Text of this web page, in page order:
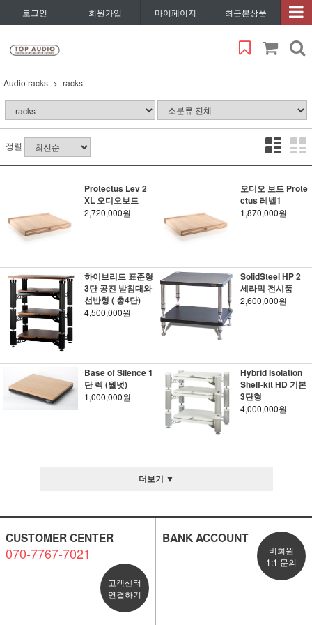
로그인 회원가입 마이페이지 최근본상품
Audio racks racks
정렬
Protectus Lev 2
XL 오디오보드
2,720,000원
오디오 보드 Prote
ctus 레벨1
1,870,000원
하이브리드 표준형
3단 공진 받침대와
선반형 ( 총4단)
4,500,000원
SolidSteel HP 2
세라믹 전시품
2,600,000원
Base of Silence 1
단 렉 (월넛)
1,000,000원
Hybrid Isolation
Shelf-kit HD 기본
3단형
4,000,000원
더보기 ▼
CUSTOMER CENTER
070-7767-7021
고객센터
연결하기
BANK ACCOUNT
비회원
1:1 문의